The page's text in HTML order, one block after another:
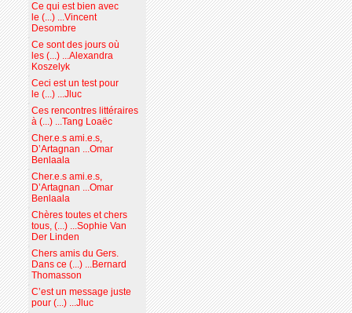
Ce qui est bien avec
le (...) ...Vincent
Desombre
Ce sont des jours où
les (...) ...Alexandra
Koszelyk
Ceci est un test pour
le (...) ...Jluc
Ces rencontres littéraires
à (...) ...Tang Loaëc
Cher.e.s ami.e.s,
D’Artagnan ...Omar
Benlaala
Cher.e.s ami.e.s,
D’Artagnan ...Omar
Benlaala
Chères toutes et chers
tous, (...) ...Sophie Van
Der Linden
Chers amis du Gers.
Dans ce (...) ...Bernard
Thomasson
C’est un message juste
pour (...) ...Jluc